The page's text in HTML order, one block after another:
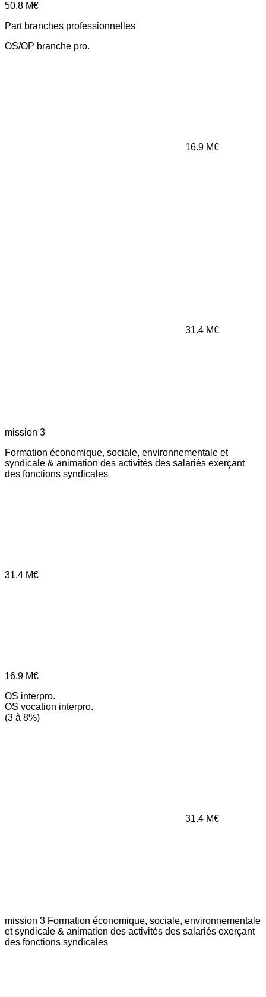
50.8 M€
Part branches professionnelles
OS/OP branche pro.
16.9 M€
31.4 M€
mission 3
Formation économique, sociale, environnementale et
syndicale & animation des activités des salariés exerçant
des fonctions syndicales
31.4 M€
16.9 M€
OS interpro.
OS vocation interpro.
(3 à 8%)
31.4 M€
mission 3 Formation économique, sociale, environnementale
et syndicale & animation des activités des salariés exerçant
des fonctions syndicales